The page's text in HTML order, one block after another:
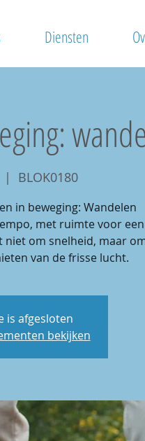
Diensten
|
BLOK0180
in beweging: Wandelen
met ruimte voor
niet om snelheid, maar
van de frisse lucht.
is afgesloten
bekijken